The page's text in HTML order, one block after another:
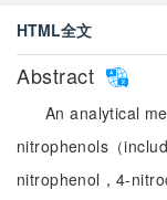
HTML全文
Abstract
An analytical
nitrophenols（
nitrophenol，4-